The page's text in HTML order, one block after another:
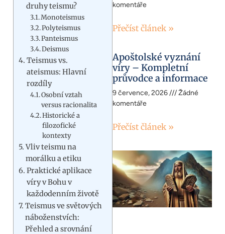
druhy teismu?
Monoteismus
Polyteismus
Panteismus
Deismus
Teismus vs.
ateismus: Hlavní
rozdíly
Osobní vztah
versus racionalita
Historické a
filozofické
kontexty
Vliv teismu na
morálku a etiku
Praktické aplikace
víry v Bohu v
každodenním životě
Teismus ve světových
náboženstvích:
Přehled a srovnání
komentáře
Přečíst článek »
Apoštolské vyznání
víry – Kompletní
průvodce a informace
9 července, 2026
Žádné
komentáře
Přečíst článek »